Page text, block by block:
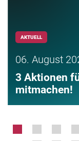
AKTUELL
06. August
3 Aktionen
mitmachen!